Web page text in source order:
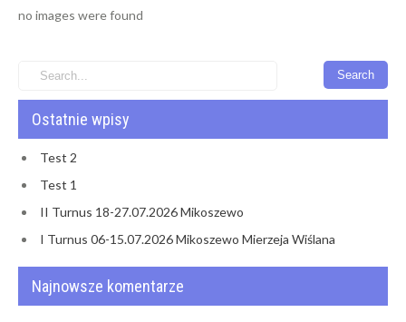
no images were found
Ostatnie wpisy
Test 2
Test 1
II Turnus 18-27.07.2026 Mikoszewo
I Turnus 06-15.07.2026 Mikoszewo Mierzeja Wiślana
Najnowsze komentarze